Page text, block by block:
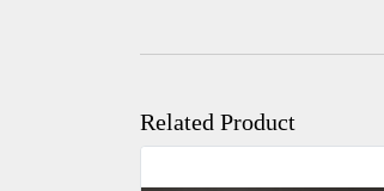
Related Product